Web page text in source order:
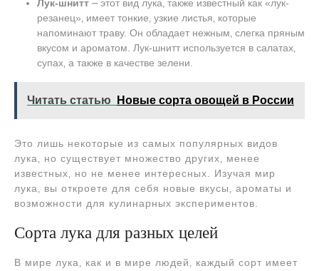
Лук-шнитт ⎼ этот вид лука‚ также известный как «лук-
резанец»‚ имеет тонкие‚ узкие листья‚ которые
напоминают траву. Он обладает нежным‚ слегка пряным
вкусом и ароматом. Лук-шнитт используется в салатах‚
супах‚ а также в качестве зелени.
Читать статью Новые сорта овощей в России
Это лишь некоторые из самых популярных видов
лука‚ но существует множество других‚ менее
известных‚ но не менее интересных. Изучая мир
лука‚ вы откроете для себя новые вкусы‚ ароматы и
возможности для кулинарных экспериментов.
Сорта лука для разных целей
В мире лука‚ как и в мире людей‚ каждый сорт имеет